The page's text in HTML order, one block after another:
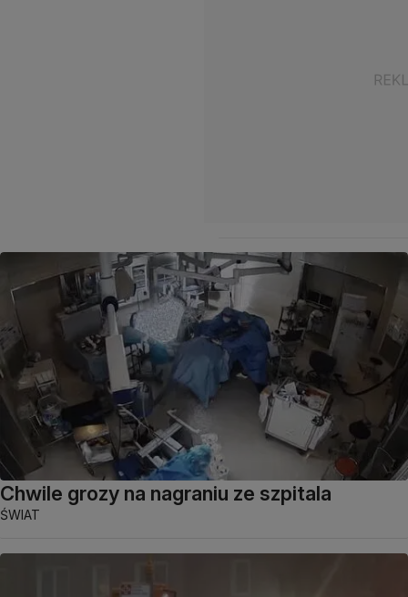
Chwile grozy na nagraniu ze szpitala
ŚWIAT